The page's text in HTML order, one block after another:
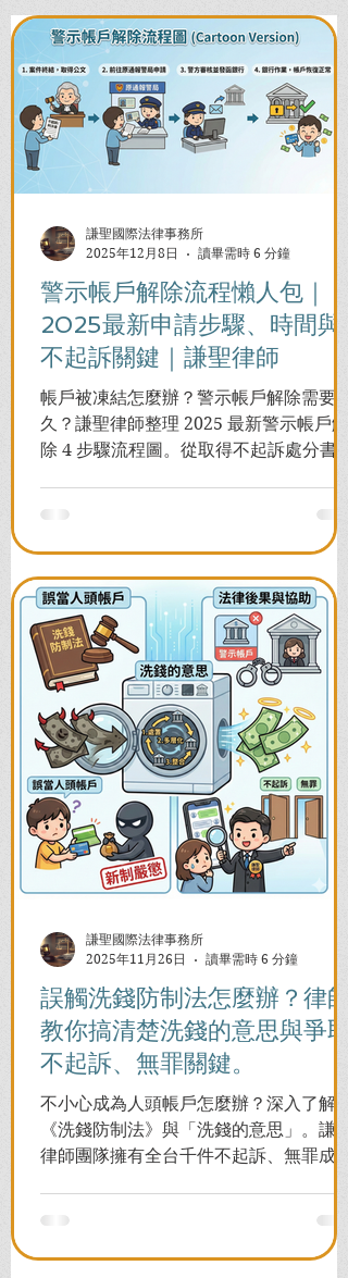
警示帳戶解除流程懶人包｜
2025最新申請步驟、時間與
不起訴關鍵｜謙聖律師
帳戶被凍結怎麼辦？警示帳戶解除需要多
久？謙聖律師整理 2025 最新警示帳戶解
除 4 步驟流程圖。從取得不起訴處分書到
謙聖國際法律事務所
2025年12月8日
讀畢需時 6 分鐘
誤觸洗錢防制法怎麼辦？律師
教你搞清楚洗錢的意思與爭取
不起訴、無罪關鍵。
不小心成為人頭帳戶怎麼辦？深入了解
《洗錢防制法》與「洗錢的意思」。謙聖
律師團隊擁有全台千件不起訴、無罪成功
謙聖國際法律事務所
2025年11月26日
讀畢需時 6 分鐘